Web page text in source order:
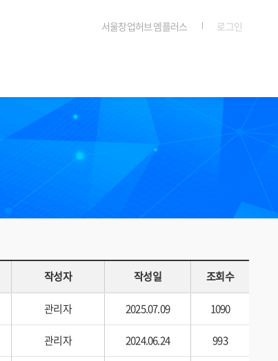
서울창업허브 엠플러스 로그인
작성자 작성일 조회수
관리자 2025.07.09 1090
관리자 2024.06.24 993